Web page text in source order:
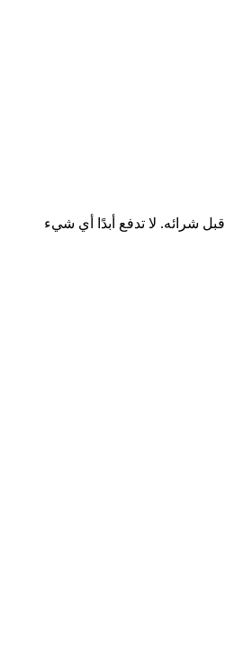
شرائه. لا تدفع أبدًا أي شيء